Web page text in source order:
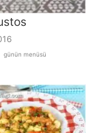
günün menüsü